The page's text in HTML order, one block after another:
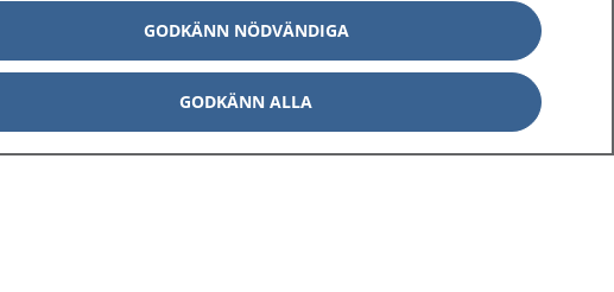
GODKÄNN NÖDVÄNDIGA
GODKÄNN ALLA